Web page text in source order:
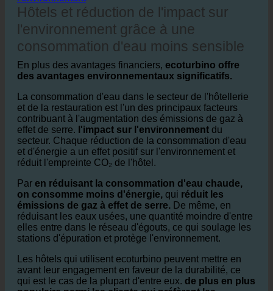
3. Hôtels et réduction de l'impact sur
l'environnement
Hôtels et réduction de l'impact sur
l'environnement grâce à une
consommation d'eau moins sensible
En plus des avantages financiers,ecoturbino offre
des avantages environnementaux significatifs.
La consommation d'eau dans le secteur de l'hôtellerie
et de la restauration est l'un des principaux facteurs
contribuant à l'augmentation des émissions de gaz à
effet de serre.l'impact sur l'environnementdu
secteur. Chaque réduction de la consommation d'eau
et d'énergie a un effet positif sur l'environnement et
réduit l'empreinte CO₂ de l'hôtel.
Paren réduisant la consommation d'eau chaude,
on consomme moins d'énergie,quiréduit les
émissions de gaz à effet de serre.De même, en
réduisant les eaux usées, une quantité moindre d'entre
elles entre dans le réseau d'égouts, ce qui soulage les
stations d'épuration et protège l'environnement.
Les hôtels qui utilisent ecoturbino peuvent mettre en